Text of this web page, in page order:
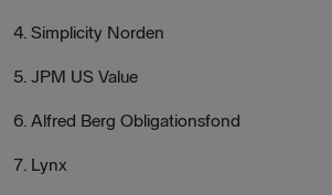
4. Simplicity Norden
5. JPM US Value
6. Alfred Berg Obligationsfond
7. Lynx